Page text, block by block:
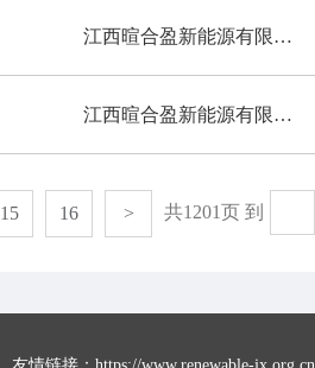
江西暄合盈新能源有限公司
江西暄合盈新能源有限公司
15 16 > 共1201页 到